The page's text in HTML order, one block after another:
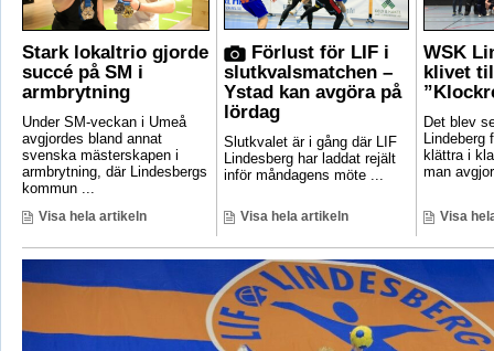
Stark lokaltrio gjorde
succé på SM i
armbrytning
Under SM-veckan i Umeå
avgjordes bland annat
svenska mästerskapen i
armbrytning, där Lindesbergs
kommun ...
Visa hela artikeln
Förlust för LIF i
slutkvalsmatchen –
Ystad kan avgöra på
lördag
Slutkvalet är i gång där LIF
Lindesberg har laddat rejält
inför måndagens möte ...
Visa hela artikeln
WSK
klivet
Det blev
klättra i
man
Visa